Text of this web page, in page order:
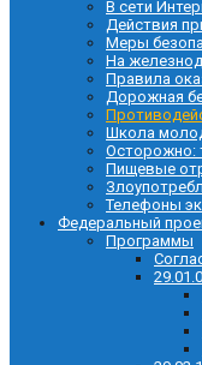
В сети
Действия
Меры
На
Правила
Дорожная
Школа
Осторожно:
Пищевые
Телефоны
Федеральный
Программы